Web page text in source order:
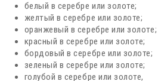
белый в серебре или золоте;
желтый в серебре или золоте;
оранжевый в серебре или золоте;
красный в серебре или золоте;
бордовый в серебре или золоте;
зеленый в серебре или золоте;
голубой в серебре или золоте,